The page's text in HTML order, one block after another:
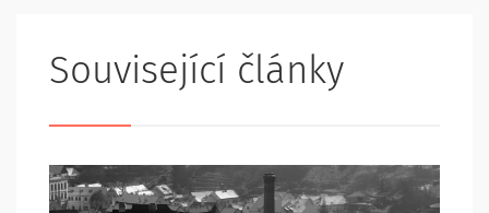
Související články